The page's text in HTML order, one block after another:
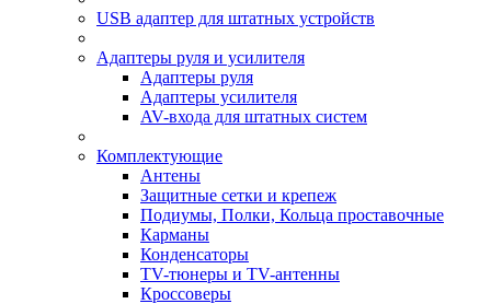
USB адаптер для штатных устройств
Адаптеры руля и усилителя
Адаптеры руля
Адаптеры усилителя
AV-входа для штатных систем
Комплектующие
Антены
Защитные сетки и крепеж
Подиумы, Полки, Кольца проставочные
Карманы
Конденсаторы
TV-тюнеры и TV-антенны
Кроссоверы